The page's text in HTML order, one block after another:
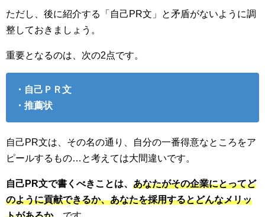
ただし、後に紹介する「自己PR文」と矛盾がないように調
整しておきましょう。
重要となるのは、次の2点です。
・自己ＰＲ文
・推薦状
自己PR文は、その名の通り、自分の一番得意なところをア
ピールするもの…と考えては大間違いです。
自己PR文で書くべきことは、 あなたがその企業にとってど
のように貢献できるか、あなたを採用するとどんなメリッ